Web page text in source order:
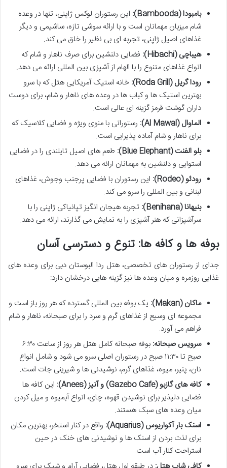
بامبودا (Bambooda):
این رستوران لوکس ژاپنی، تنها در وعده
شام میزبان مهمانان است و با ارائه سوشی تازه، ساشیمی و دیگر
غذاهای اصیل ژاپنی، تجربه ای بی نظیر را خلق می کند.
هیباچی (Hibachi):
فضایی دلنشین برای صرف ناهار و شام که
انواع غذاهای متنوع را با الهام از آشپزی بین المللی ارائه می دهد.
رودا گریل (Roda Grill):
خانه استیک آمریکایی هتل که با سرو
بهترین استیک ها و کباب ها در وعده های ناهار و شام، برای دوست
داران گوشت قرمز گزینه ای عالی است.
الماوال (Al Mawal):
رستورانی با منوی ویژه و فضایی کلاسیک که
برای ناهار و شام آماده پذیرایی است.
بلو الفنت (Blue Elephant):
طعم های اصیل تایلندی را در فضایی
استوایی و دلنشین به مهمانان ارائه می دهد.
رودئو (Rodeo):
این رستوران با فضایی پرجنب وجوش، غذاهای
لبنانی و بین المللی را سرو می کند.
بنیهانا (Benihana):
تجربه هیجان انگیز تپانیاکی ژاپنی را با
سرآشپزانی که هنر آشپزی را به نمایش می گذارند، ارائه می دهد.
بوفه ها و کافه ها: تنوع و دسترسی آسان
جدای از رستوران های تخصصی، هتل ردا البوستان دبی برای وعده های
غذایی روزمره و میان وعده ها نیز گزینه هایی درخشان دارد:
ماکان (Makan):
یک بوفه بین المللی گسترده که هر روز باز است و
مجموعه ای وسیع از غذاهای گرم و سرد را برای صبحانه، ناهار و شام
فراهم می آورد.
سرویس صبحانه:
بوفه صبحانه کامل هتل هر روز از ساعت ۶:۳۰
صبح تا ۱۱:۳۰ صبح در رستوران اصلی سرو می شود و شامل انواع
نان، پنیر، میوه، غذاهای گرم، نوشیدنی ها و شیرینی جات است.
کافه های گازبو (Gazebo Cafe) و آنیز (Anees):
این کافه ها
فضایی دلپذیر برای نوشیدن قهوه، چای، انواع آبمیوه و میل کردن
میان وعده های سبک هستند.
اسنک بار آکواریوس (Aquarius):
واقع در کنار استخر، بهترین مکان
برای لذت بردن از اسنک ها و نوشیدنی های خنک در حین
استراحت کنار آب است.